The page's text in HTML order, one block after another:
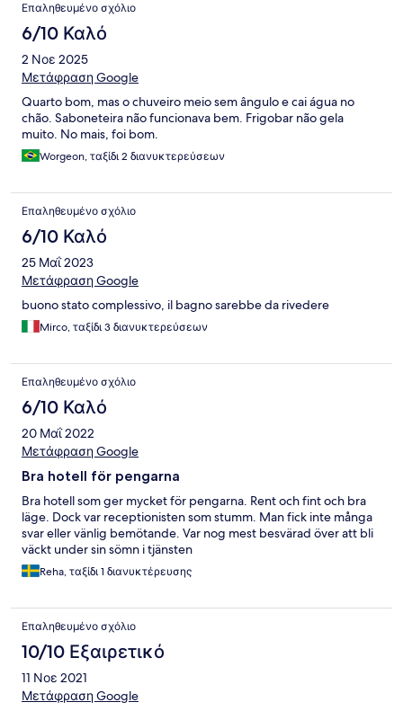
Επαληθευμένο σχόλιο
6/10 Καλό
2 Νοε 2025
Μετάφραση Google
Quarto bom, mas o chuveiro meio sem ângulo e cai água no
chão. Saboneteira não funcionava bem. Frigobar não gela
muito. No mais, foi bom.
Worgeon, ταξίδι 2 διανυκτερεύσεων
Επαληθευμένο σχόλιο
6/10 Καλό
25 Μαΐ 2023
Μετάφραση Google
buono stato complessivo, il bagno sarebbe da rivedere
Mirco, ταξίδι 3 διανυκτερεύσεων
Επαληθευμένο σχόλιο
6/10 Καλό
20 Μαΐ 2022
Μετάφραση Google
Bra hotell för pengarna
Bra hotell som ger mycket för pengarna. Rent och fint och bra
läge. Dock var receptionisten som stumm. Man fick inte många
svar eller vänlig bemötande. Var nog mest besvärad över att bli
väckt under sin sömn i tjänsten
Reha, ταξίδι 1 διανυκτέρευσης
Επαληθευμένο σχόλιο
10/10 Εξαιρετικό
11 Νοε 2021
Μετάφραση Google